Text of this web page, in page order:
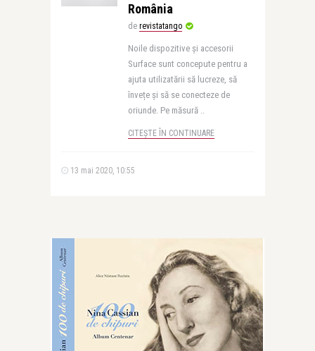
România
de revistatango
Noile dispozitive și accesorii
Surface sunt concepute pentru a
ajuta utilizatării să lucreze, să
învețe și să se conecteze de
oriunde. Pe măsură ..
CITEȘTE ÎN CONTINUARE
13 mai 2020, 10:55